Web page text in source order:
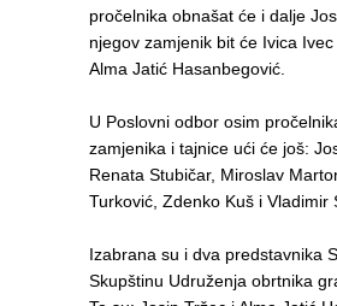
pročelnika obnašat će i dalje
njegov zamjenik bit će Ivica
Alma Jatić Hasanbegović.
U Poslovni odbor osim
zamjenika i tajnice ući će još:
Renata Stubičar, Miroslav
Turković, Zdenko Kuš i Vladimir
Izabrana su i dva predstavnika
Skupštinu Udruženja obrtnika